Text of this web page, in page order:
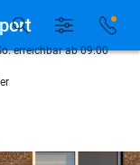
erreichbar ab 09:00